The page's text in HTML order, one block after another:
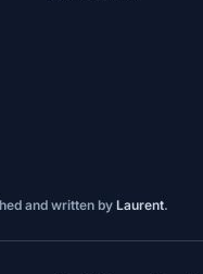
and written by Laurent.